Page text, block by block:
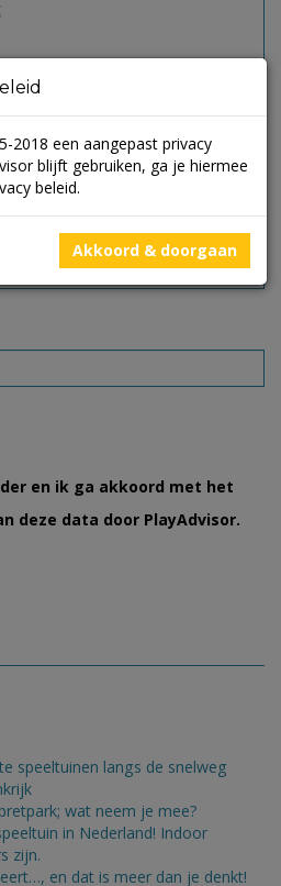
en ik ga akkoord met het
deze data door PlayAdvisor.
speeltuinen langs de snelweg
wat neem je mee?
in Nederland! Indoor
zijn.
en dat is meer dan je denkt!
2018 een aangepast privacy
blijft gebruiken, ga je hiermee
beleid.
Akkoord & doorgaan